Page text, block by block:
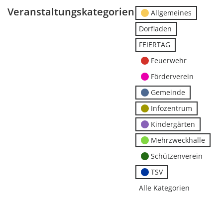
Veranstaltungskategorien
Allgemeines
Dorfladen
FEIERTAG
Feuerwehr
Förderverein
Gemeinde
Infozentrum
Kindergärten
Mehrzweckhalle
Schützenverein
TSV
Alle Kategorien